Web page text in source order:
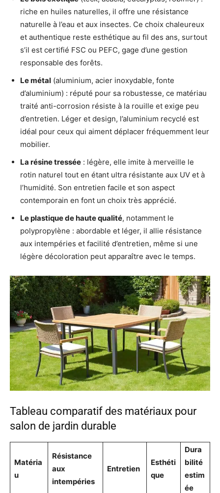
riche en huiles naturelles, il offre une résistance
naturelle à l’eau et aux insectes. Ce choix chaleureux
et authentique reste esthétique au fil des ans, surtout
s’il est certifié FSC ou PEFC, gage d’une gestion
responsable des forêts.
Le métal (aluminium, acier inoxydable, fonte
d’aluminium) : réputé pour sa robustesse, ce matériau
traité anti-corrosion résiste à la rouille et exige peu
d’entretien. Léger et design, l’aluminium recyclé est
idéal pour ceux qui aiment déplacer fréquemment leur
mobilier.
La résine tressée : légère, elle imite à merveille le
rotin naturel tout en étant ultra résistante aux UV et à
l’humidité. Son entretien facile et son aspect
contemporain en font un choix très apprécié.
Le plastique de haute qualité, notamment le
polypropylène : abordable et léger, il allie résistance
aux intempéries et facilité d’entretien, même si une
légère décoloration peut apparaître avec le temps.
Tableau comparatif des matériaux pour
salon de jardin durable
Matéria
u
Résistance
aux
intempéries
Entretien
Esthéti
que
Dura
bilité
estim
ée